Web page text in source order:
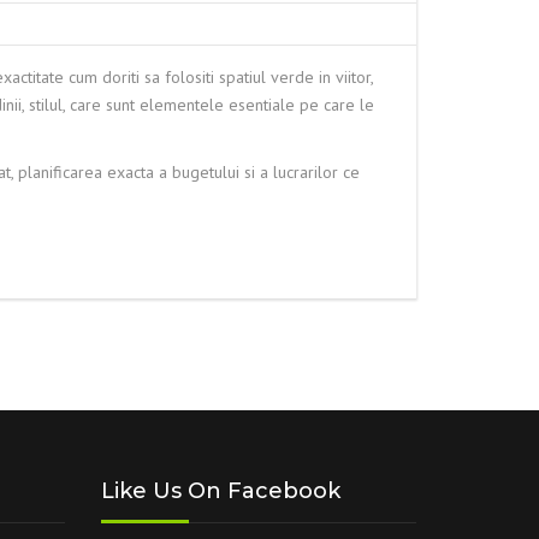
cum doriti sa folositi spatiul verde in viitor,
stilul, care sunt elementele esentiale pe care le
planificarea exacta a bugetului si a lucrarilor ce
Like Us On Facebook